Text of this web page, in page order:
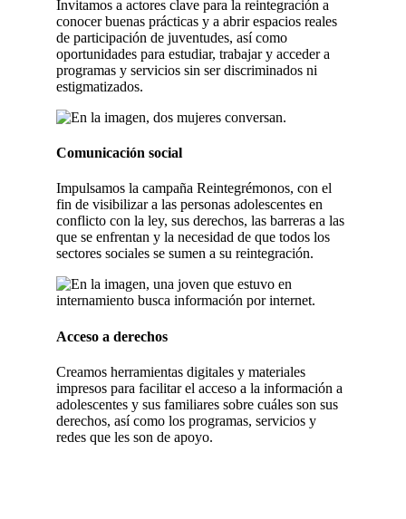
Invitamos a actores clave para la reintegración a
conocer buenas prácticas y a abrir espacios reales
de participación de juventudes, así como
oportunidades para estudiar, trabajar y acceder a
programas y servicios sin ser discriminados ni
estigmatizados.
Comunicación social
Impulsamos la campaña Reintegrémonos, con el
fin de visibilizar a las personas adolescentes en
conflicto con la ley, sus derechos, las barreras a las
que se enfrentan y la necesidad de que todos los
sectores sociales se sumen a su reintegración.
Acceso a derechos
Creamos herramientas digitales y materiales
impresos para facilitar el acceso a la información a
adolescentes y sus familiares sobre cuáles son sus
derechos, así como los programas, servicios y
redes que les son de apoyo.